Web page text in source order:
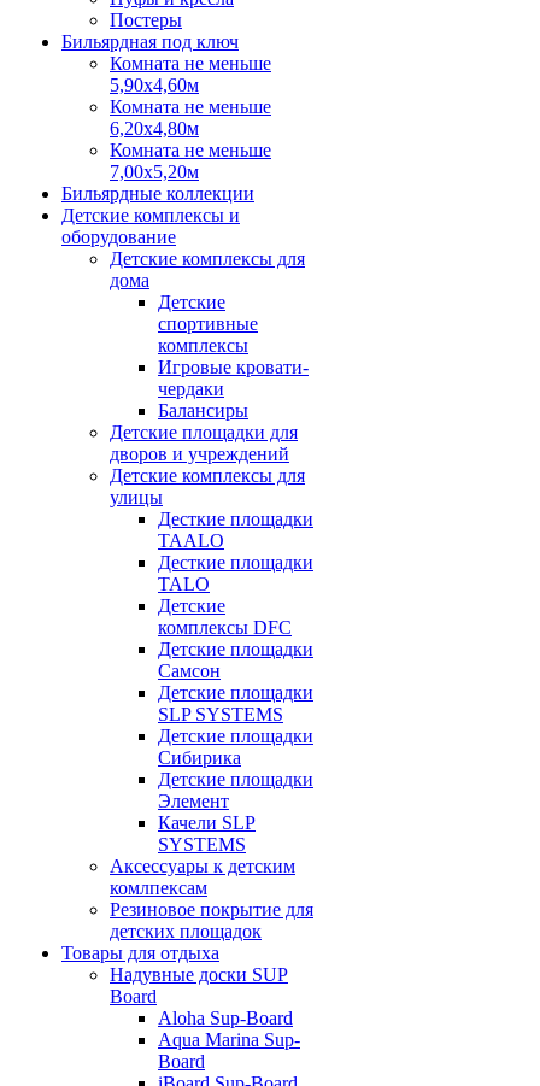
Постеры
Бильярдная под ключ
Комната не меньше
5,90х4,60м
Комната не меньше
6,20х4,80м
Комната не меньше
7,00х5,20м
Бильярдные коллекции
Детские комплексы и
оборудование
Детские комплексы для
дома
Детские
спортивные
комплексы
Игровые кровати-
чердаки
Балансиры
Детские площадки для
дворов и учреждений
Детские комплексы для
улицы
Десткие площадки
TAALO
Десткие площадки
TALO
Детские
комплексы DFC
Детские площадки
Самсон
Детские площадки
SLP SYSTEMS
Детские площадки
Сибирика
Детские площадки
Элемент
Качели SLP
SYSTEMS
Аксессуары к детским
комлпексам
Резиновое покрытие для
детских площадок
Товары для отдыха
Надувные доски SUP
Board
Aloha Sup-Board
Aqua Marina Sup-
Board